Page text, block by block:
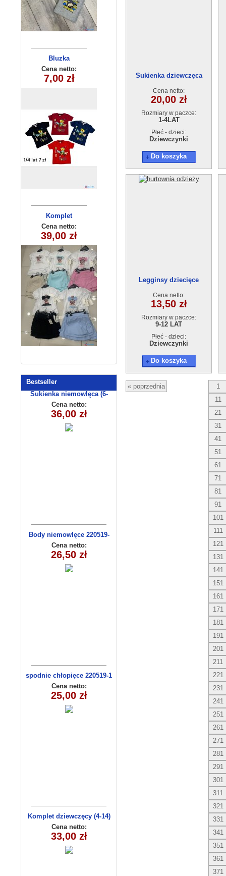
Bluzka
chłopięca
(1-4) 4szt
Cena netto:
7,00 zł
Komplet
dziewczęcy
(4-14) 6szt
Cena netto:
39,00 zł
Komplet
dziecięcy
(3-8) 5szt
Cena netto:
20,00 zł
Komplet
niemowlęcy
5162 (9-24)
4szt
Cena netto:
32,50 zł
Bestseller
Sukienka niemowlęca (6-
36msc) C3009-1
Cena netto:
36,00 zł
Body niemowlęce 220519-
14(56-74) 3szt
Cena netto:
26,50 zł
spodnie chłopięce 220519-1
(1-6) 5szt
Cena netto:
25,00 zł
Komplet dziewczęcy (4-14)
EAJ0605
Cena netto:
33,00 zł
Sukienka dziewczęca
Cena netto:
20,00 zł
Rozmiary w paczce:
1-4LAT
Płeć - dzieci:
Dziewczynki
Do koszyka
Legginsy dziecięce
Cena netto:
13,50 zł
Rozmiary w paczce:
9-12 LAT
Płeć - dzieci:
Dziewczynki
Do koszyka
« poprzednia
1
11
21
31
41
51
61
71
81
91
101
111
121
131
141
151
161
171
181
191
201
211
221
231
241
251
261
271
281
291
301
311
321
331
341
351
361
371